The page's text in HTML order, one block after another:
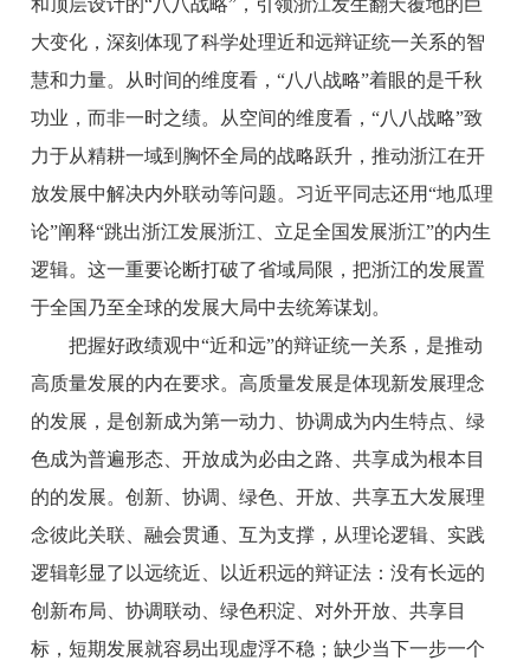
大变化，深刻体现了科学处理近和远辩证统一关系的智
慧和力量。从时间的维度看，“八八战略”着眼的是千秋
功业，而非一时之绩。从空间的维度看，“八八战略”致
力于从精耕一域到胸怀全局的战略跃升，推动浙江在开
放发展中解决内外联动等问题。习近平同志还用“地瓜理
论”阐释“跳出浙江发展浙江、立足全国发展浙江”的内生
逻辑。这一重要论断打破了省域局限，把浙江的发展置
于全国乃至全球的发展大局中去统筹谋划。
把握好政绩观中“近和远”的辩证统一关系，是推动
高质量发展的内在要求。高质量发展是体现新发展理念
的发展，是创新成为第一动力、协调成为内生特点、绿
色成为普遍形态、开放成为必由之路、共享成为根本目
的的发展。创新、协调、绿色、开放、共享五大发展理
念彼此关联、融会贯通、互为支撑，从理论逻辑、实践
逻辑彰显了以远统近、以近积远的辩证法：没有长远的
创新布局、协调联动、绿色积淀、对外开放、共享目
标，短期发展就容易出现虚浮不稳；缺少当下一步一个